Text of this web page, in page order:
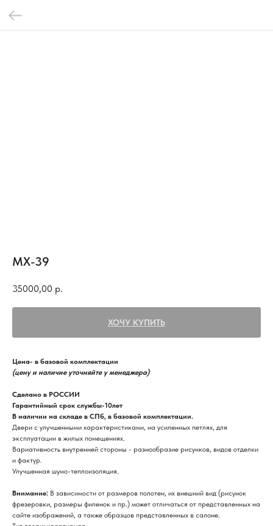
МХ-39
35000,00 р.
ХОЧУ КУПИТЬ
Цена- в базовой комплектации
(цену и наличие уточняйте у менеджера)
Сделано в РОССИИ
Гарантийный срок службы-10лет
В наличии на складе в СПб, в базовой комплектации.
Двери с улучшенными характеристиками, на усиленных петлях, для
эксплуатации в жилых помещениях.
Вариативность внутренней стороны - разнообразие рисунков, видов отделки
и фактур.
Улучшенная шумо-теплоизоляция.
Внимание: В зависимости от размеров полотен, их внешний вид (рисунок
фрезеровки, размеры филенок и пр.) может отличаться от представленных на
сайте изображений, а также образцов представленных в салоне.